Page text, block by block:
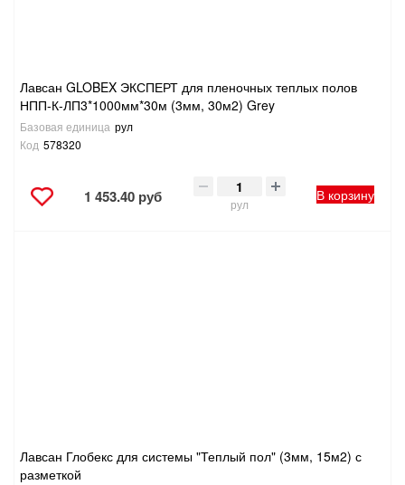
Лавсан GLOBEX ЭКСПЕРТ для пленочных теплых полов
НПП-К-ЛП3*1000мм*30м (3мм, 30м2) Grey
Базовая единица рул
Код 578320
1 453.40 руб рул
В корзину
Лавсан Глобекс для системы "Теплый пол" (3мм, 15м2) с
разметкой